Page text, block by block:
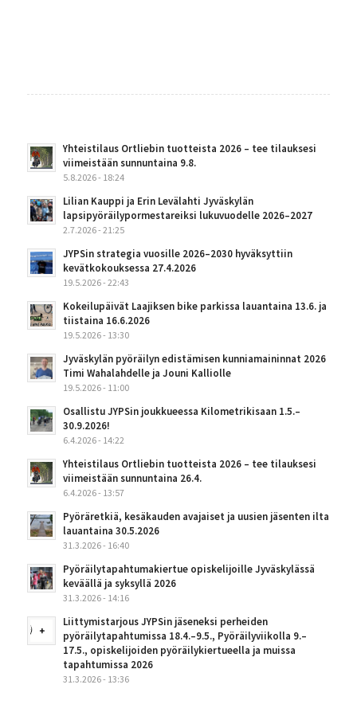
Yhteistilaus Ortliebin tuotteista 2026 – tee tilauksesi
viimeistään sunnuntaina 9.8.
5.8.2026 - 18:24
Lilian Kauppi ja Erin Levälahti Jyväskylän
lapsipyöräilypormestareiksi lukuvuodelle 2026–2027
2.7.2026 - 21:25
JYPSin strategia vuosille 2026–2030 hyväksyttiin
kevätkokouksessa 27.4.2026
19.5.2026 - 22:43
Kokeilupäivät Laajiksen bike parkissa lauantaina 13.6. ja
tiistaina 16.6.2026
19.5.2026 - 13:30
Jyväskylän pyöräilyn edistämisen kunniamaininnat 2026
Timi Wahalahdelle ja Jouni Kalliolle
19.5.2026 - 11:00
Osallistu JYPSin joukkueessa Kilometrikisaan 1.5.–
30.9.2026!
6.4.2026 - 14:22
Yhteistilaus Ortliebin tuotteista 2026 – tee tilauksesi
viimeistään sunnuntaina 26.4.
6.4.2026 - 13:57
Pyöräretkiä, kesäkauden avajaiset ja uusien jäsenten ilta
lauantaina 30.5.2026
31.3.2026 - 16:40
Pyöräilytapahtumakiertue opiskelijoille Jyväskylässä
keväällä ja syksyllä 2026
31.3.2026 - 14:16
Liittymistarjous JYPSin jäseneksi perheiden
pyöräilytapahtumissa 18.4.–9.5., Pyöräilyviikolla 9.–
17.5., opiskelijoiden pyöräilykiertueella ja muissa
tapahtumissa 2026
31.3.2026 - 13:36